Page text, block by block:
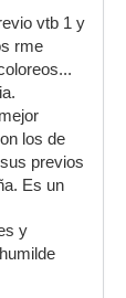
vtb 1 y
rme
los de
previos
Es un
y